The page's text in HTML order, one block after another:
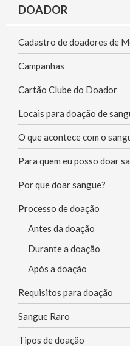
b
o
k
s
p
I
DOADOR
Cadastro de doadores de
Campanhas
Cartão Clube do Doador
Locais para doação de
O que acontece com o
Para quem eu posso doar
Por que doar sangue?
Processo de doação
Antes da doação
Durante a doação
Após a doação
Requisitos para doação
Sangue Raro
Tipos de doação